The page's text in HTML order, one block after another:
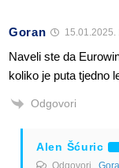
Goran 15.01.2025.
Naveli ste da
koliko je puta tjedno
Odgovori
Alen Šćuric
Odgovori